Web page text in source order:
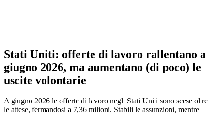
Stati Uniti: offerte di lavoro rallentano a
giugno 2026, ma aumentano (di poco) le
uscite volontarie
A giugno 2026 le offerte di lavoro negli Stati Uniti sono scese oltre
le attese, fermandosi a 7,36 milioni. Stabili le assunzioni, mentre